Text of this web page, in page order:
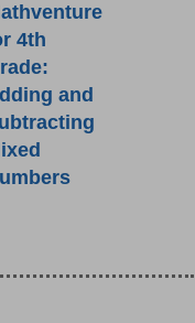
4th
and